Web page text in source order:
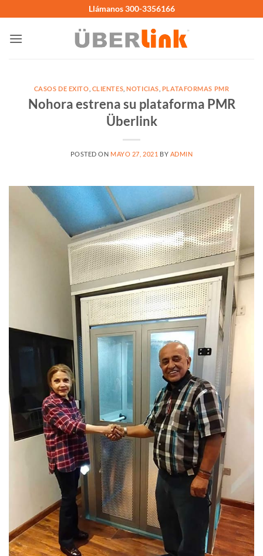
al
contenido
Llámanos 300-3356166
CASOS DE EXITO CLIENTES ,NOTICIAS PLATAFORMAS PMR
Nohora estrena su plataforma PMR
Überlink
POSTED ON MAYO 27, 2021 BY ADMIN